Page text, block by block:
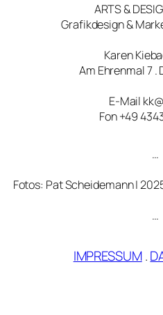
ARTS &
Grafikdesign &
Karen
Am Ehrenmal 7 .
E-Mail
Fon +49
…
Fotos: Pat Scheidemann |
…
IMPRESSUM.